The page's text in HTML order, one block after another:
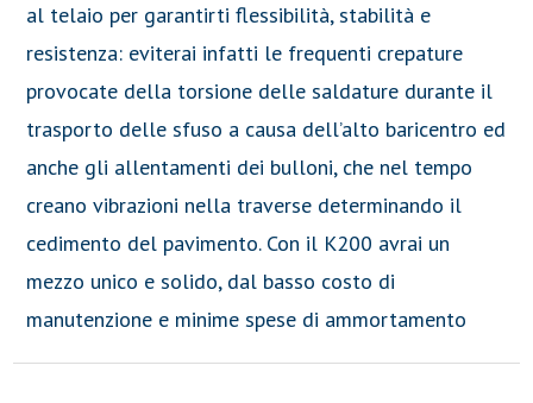
al telaio per garantirti flessibilità, stabilità e
resistenza: eviterai infatti le frequenti crepature
provocate della torsione delle saldature durante il
trasporto delle sfuso a causa dell’alto baricentro ed
anche gli allentamenti dei bulloni, che nel tempo
creano vibrazioni nella traverse determinando il
cedimento del pavimento. Con il K200 avrai un
mezzo unico e solido, dal basso costo di
manutenzione e minime spese di ammortamento